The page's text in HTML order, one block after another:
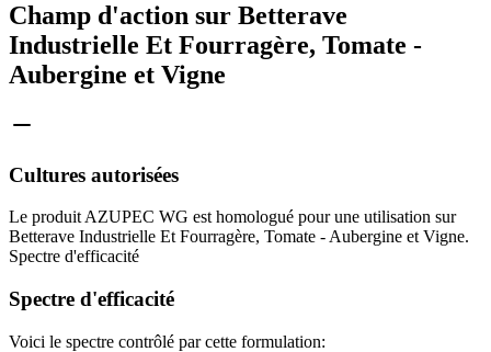
Champ d'action sur Betterave
Industrielle Et Fourragère, Tomate -
Aubergine et Vigne
Cultures autorisées
Le produit AZUPEC WG est homologué pour une utilisation sur
Betterave Industrielle Et Fourragère, Tomate - Aubergine et Vigne.
Spectre d'efficacité
Spectre d'efficacité
Voici le spectre contrôlé par cette formulation: